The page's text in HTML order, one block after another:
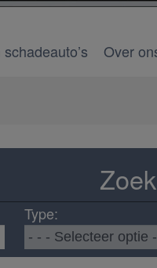
Over
Type: